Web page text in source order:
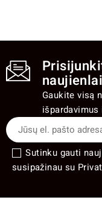
Gaukite visą
Sutinku gauti
susipažinau su